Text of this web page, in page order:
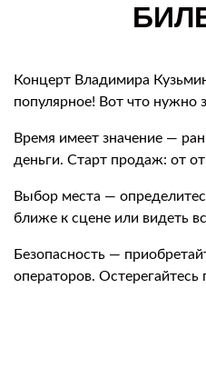
Концерт Владимира
популярное! Вот что нужно
Время имеет значение —
деньги. Старт продаж: от
Выбор места —
ближе к сцене или видеть
Безопасность —
операторов. Остерегайтесь